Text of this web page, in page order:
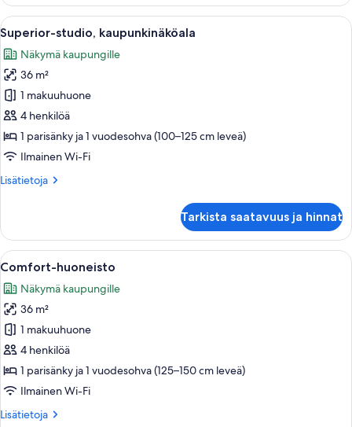
Avaa
kaikki
huonetyypin
Superior-
studio,
kaupunkinäköala
kuvat
Moderni olohuone, jossa on vihreä
13
Superior-studio, kaupunkinäköala
Näkymä kaupungille
36 m²
1 makuuhuone
4 henkilöä
1 parisänky ja 1 vuodesohva (100–125 cm leveä)
Ilmainen Wi-Fi
Lisätietoja
Lisätietoja
kaupunkinäköala
Tarkista saatavuus ja hinnat
Avaa
kaikki
huonetyypin
Comfort-
huoneisto
kuvat
Moderni olohuone, jossa on
15
Comfort-huoneisto
Näkymä kaupungille
36 m²
1 makuuhuone
4 henkilöä
1 parisänky ja 1 vuodesohva (125–150 cm leveä)
Ilmainen Wi-Fi
Lisätietoja
Lisätietoja